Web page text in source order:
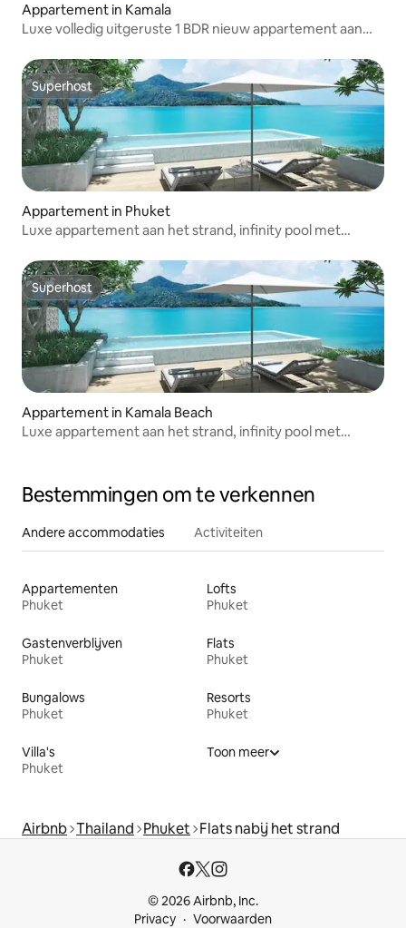
Appartement in Kamala
Luxe volledig uitgeruste 1 BDR nieuw appartement aan
Superhost
Superhost
Appartement in Phuket
Luxe appartement aan het strand, infinity pool met
Superhost
Superhost
Appartement in Kamala Beach
Luxe appartement aan het strand, infinity pool met
Bestemmingen om te verkennen
Andere accommodaties Activiteiten
Appartementen
Phuket
Lofts
Phuket
Gastenverblijven
Phuket
Flats
Phuket
Bungalows
Phuket
Resorts
Phuket
Villa's
Phuket
Toon meer
Airbnb Thailand Phuket Flats nabij het strand
© 2026 Airbnb, Inc.
Privacy
Voorwaarden